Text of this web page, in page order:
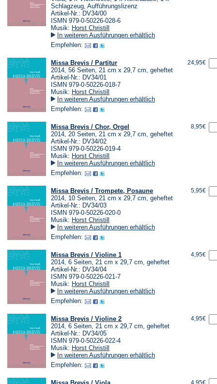
Schlagzeug, Aufführungslizenz
Artikel-Nr.: DV34/00
ISMN 979-0-50226-028-6
Musik: Horst Christill
In weiteren Ausführungen erhältlich
Empfehlen:
Missa Brevis / Partitur
2014, 56 Seiten, 21 cm x 29,7 cm, geheftet
Artikel-Nr.: DV34/01
ISMN 979-0-50226-018-7
Musik: Horst Christill
In weiteren Ausführungen erhältlich
Empfehlen:
24,95€
Missa Brevis / Chor, Orgel
2014, 20 Seiten, 21 cm x 29,7 cm, geheftet
Artikel-Nr.: DV34/02
ISMN 979-0-50226-019-4
Musik: Horst Christill
In weiteren Ausführungen erhältlich
Empfehlen:
8,95€
Missa Brevis / Trompete, Posaune
2014, 10 Seiten, 21 cm x 29,7 cm, geheftet
Artikel-Nr.: DV34/03
ISMN 979-0-50226-020-0
Musik: Horst Christill
In weiteren Ausführungen erhältlich
Empfehlen:
5,95€
Missa Brevis / Violine 1
2014, 6 Seiten, 21 cm x 29,7 cm, geheftet
Artikel-Nr.: DV34/04
ISMN 979-0-50226-021-7
Musik: Horst Christill
In weiteren Ausführungen erhältlich
Empfehlen:
4,95€
Missa Brevis / Violine 2
2014, 6 Seiten, 21 cm x 29,7 cm, geheftet
Artikel-Nr.: DV34/05
ISMN 979-0-50226-022-4
Musik: Horst Christill
In weiteren Ausführungen erhältlich
Empfehlen:
4,95€
4,95€